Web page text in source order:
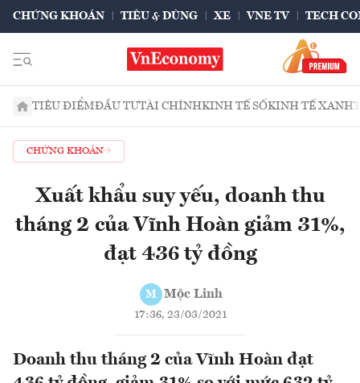
CHỨNG KHOÁN TIÊU & DÙNG XE VNE TV TECH
TIÊU ĐIỂMĐẦU TƯTÀI CHÍNHKINH TẾ SỐKINH TẾ XANH
CHỨNG KHOÁN
Xuất khẩu suy yếu, doanh thu
tháng 2 của Vĩnh Hoàn giảm 31%,
đạt 436 tỷ đồng
M Mộc Linh
17:36, 23/03/2021
Doanh thu tháng 2 của Vĩnh Hoàn đạt